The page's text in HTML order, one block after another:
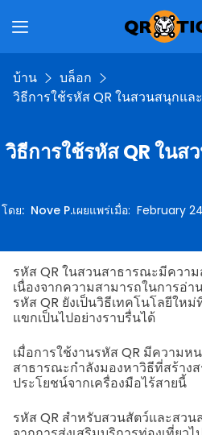
บ้าน
บล็อก
วิธีการใช้รหัส QR ในสวนสนุกแล
วิธีการใช้รหัส QR ใน
โดย: Nove P.เผยแพร่เมื่อ: February
รหัส QR ในสวนสาธารณะมีควา
เนื่องจากความสามารถในการอ่
รหัส QR ยังเป็นวิธีเทคโนโลยีให
แขกเป็นไปอย่างราบรื่นได้
เมื่อการใช้งานรหัส QR มีความ
สาธารณะกำลังมองหาวิธีที่สร้าง
ประโยชน์จากเครื่องมือไร้สายนี้
รหัส QR สำหรับสวนสัตว์และสว